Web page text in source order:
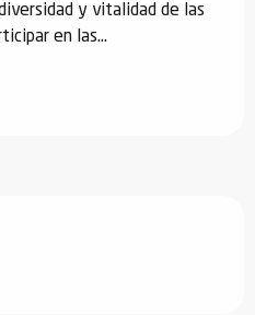
y vitalidad de las
en las...